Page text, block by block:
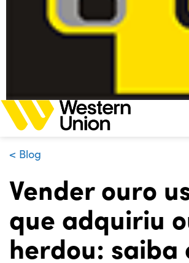
< Blog
Vender ouro
que adquiriu
herdou: saiba